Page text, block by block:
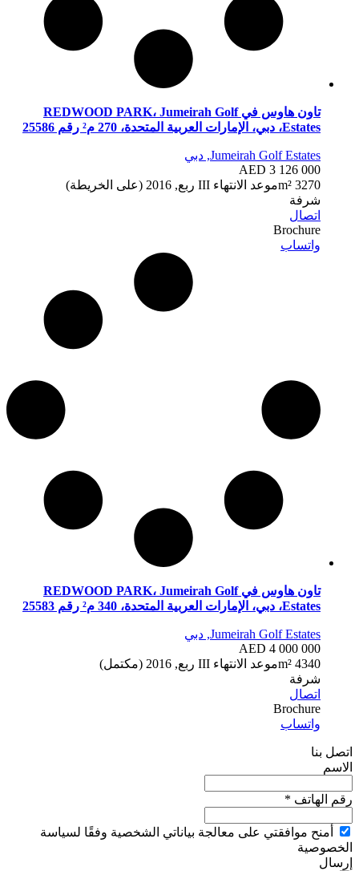
تاون هاوس في REDWOOD PARK، Jumeirah Golf
Estates، دبي، الإمارات العربية المتحدة، 270 م² رقم 25586
Jumeirah Golf Estates, دبي
AED 3 126 000
3270 m² موعد الانتهاء III ربع, 2016 (على الخريطة)
شرفة
اتصال
Brochure
واتساب
تاون هاوس في REDWOOD PARK، Jumeirah Golf
Estates، دبي، الإمارات العربية المتحدة، 340 م² رقم 25583
Jumeirah Golf Estates, دبي
AED 4 000 000
4340 m² موعد الانتهاء III ربع, 2016 (مكتمل)
شرفة
اتصال
Brochure
واتساب
اتصل بنا
الاسم
رقم الهاتف *
أمنح موافقتي على معالجة بياناتي الشخصية وفقًا لسياسة
الخصوصية
إرسال